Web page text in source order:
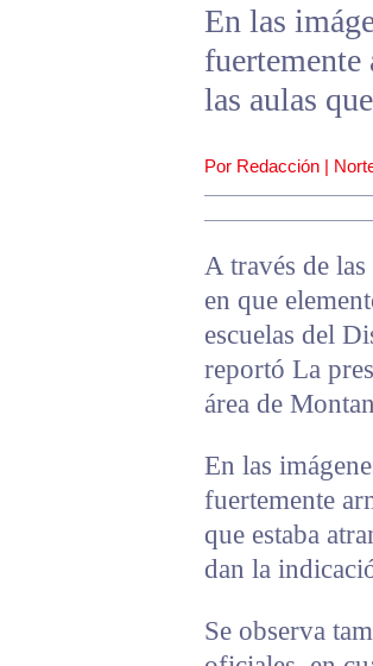
En las
fuertemente
las aulas
Por Redacción |
A través de
en que
escuelas del
reportó La
área de
En las
fuertemente
que estaba
dan la
Se observa